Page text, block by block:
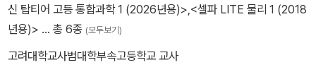
신 탑티어 고등 통합과학 1 (2026년용)>,<셀파 LITE 물리 1 (2018
년용)> … 총 6종 (모두보기)
고려대학교사범대학부속고등학교 교사